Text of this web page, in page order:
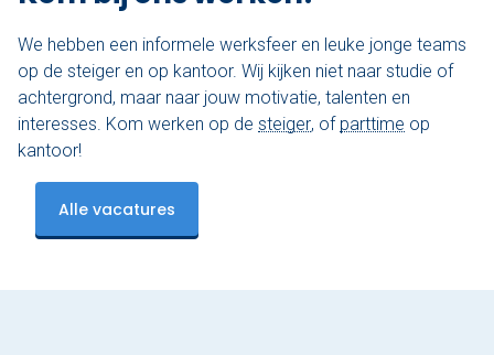
Veel gestelde vragen
Werken bij Sloepdelen
Algemene voorwaarden
We hebben een informele werksfeer en leuke jonge teams
op de steiger en op kantoor. Wij kijken niet naar studie of
achtergrond, maar naar jouw motivatie, talenten en
interesses. Kom werken op de steiger, of parttime op
kantoor!
Alle vacatures